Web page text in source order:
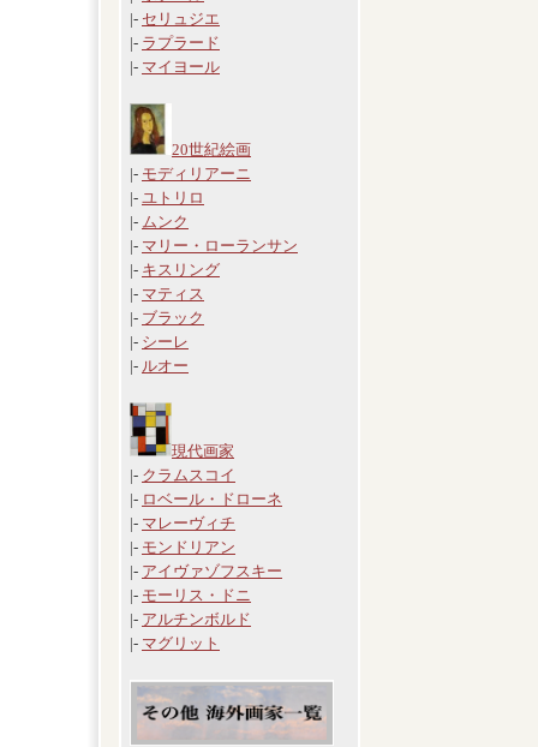
|- セリュジエ
|- ラプラード
|- マイヨール
20世紀絵画
|- モディリアーニ
|- ユトリロ
|- ムンク
|- マリー・ローランサン
|- キスリング
|- マティス
|- ブラック
|- シーレ
|- ルオー
現代画家
|- クラムスコイ
|- ロベール・ドローネ
|- マレーヴィチ
|- モンドリアン
|- アイヴァゾフスキー
|- モーリス・ドニ
|- アルチンボルド
|- マグリット